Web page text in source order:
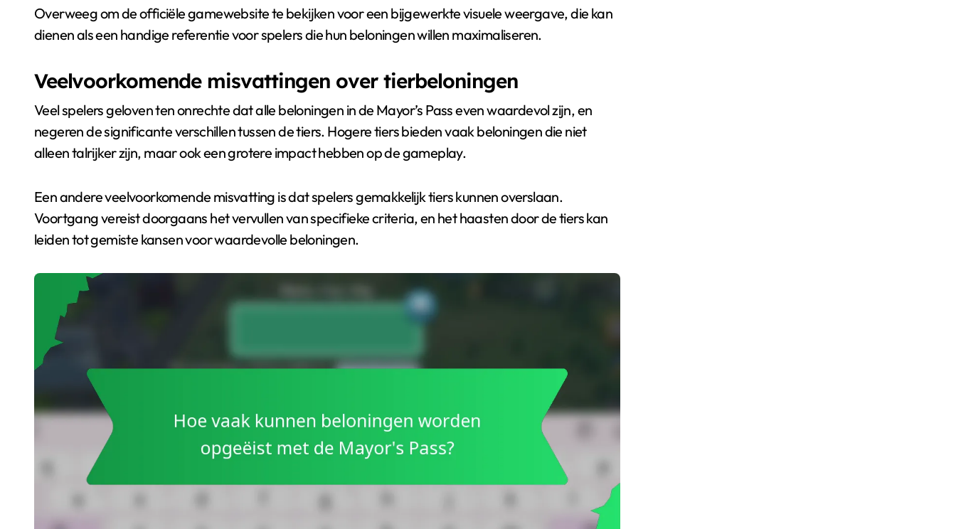
Overweeg om de officiële gamewebsite te bekijken voor een bijgewerkte visuele weergave, die kan
dienen als een handige referentie voor spelers die hun beloningen willen maximaliseren.
Veelvoorkomende misvattingen over tierbeloningen
Veel spelers geloven ten onrechte dat alle beloningen in de Mayor’s Pass even waardevol zijn, en
negeren de significante verschillen tussen de tiers. Hogere tiers bieden vaak beloningen die niet
alleen talrijker zijn, maar ook een grotere impact hebben op de gameplay.
Een andere veelvoorkomende misvatting is dat spelers gemakkelijk tiers kunnen overslaan.
Voortgang vereist doorgaans het vervullen van specifieke criteria, en het haasten door de tiers kan
leiden tot gemiste kansen voor waardevolle beloningen.